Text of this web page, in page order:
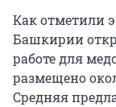
Как отметили
Башкирии
работе для
размещено
Средняя